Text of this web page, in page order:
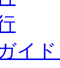
イ